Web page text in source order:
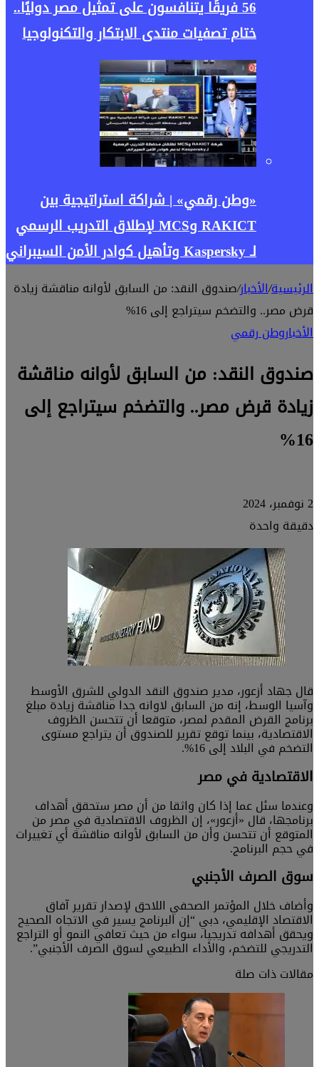
56 فريقًا يتنافسون على تمثيل مصر دوليًا..
ختام تصفيات منتدى الابتكار والتكنولوجيا
«وطن رقمي» | شراكة استراتيجية بين
RAKICT وMCS لإطلاق التدريب الرسمي
لـ Kaspersky وتأهيل كوادر الأمن السيبراني
الرئيسية/الأخبار/صندوق النقد: من السابق لأوانه مناقشة زيادة
قرض مصر.. والتضخم سيتراجع إلى 16%
الأخباروطن رقمي
صندوق النقد: من السابق لأوانه مناقشة
زيادة قرض مصر.. والتضخم سيتراجع إلى
16%
2 نوفمبر، 2024
دقيقة واحدة
قال جهاد أزعور، مدير صندوق النقد الدولي للشرق الأوسط
وآسيا الوسط، إنه من السابق لاوانه جدا مناقشة زيادة مبلغ
برنامج القرض المقدم لمصر، متوقعا أن تتحسن الظروف
الاقتصادية، بينما توقع تقرير للصندوق أن يتراجع مستوى
التضخم في البلاد إلى 16%.
الاقتصادية في مصر
وعندما سئل عما إذا كان واثقا من أن مصر ستحقق أهداف
برنامجها، قال «أزعور»، إن الظروف الاقتصادية في مصر من
المتوقع أن تتحسن وأن من السابق لأوانه مناقشة أي تغييرات
في حجم البرنامج.
سوق الصرف الأجنبي
وأضاف خلال المؤتمر الصحفي اللاحق لإصدار تقرير آفاق
الاقتصاد الإقليمي، دبي “إن البرنامج يسير في الاتجاه الصحيح
ويحقق أهدافه تدريجيا، سواء من حيث تعافي النمو أو التراجع
التدريجي للتضخم، والأداء الطبيعي لسوق الصرف الأجنبي”.
مقالات ذات صلة